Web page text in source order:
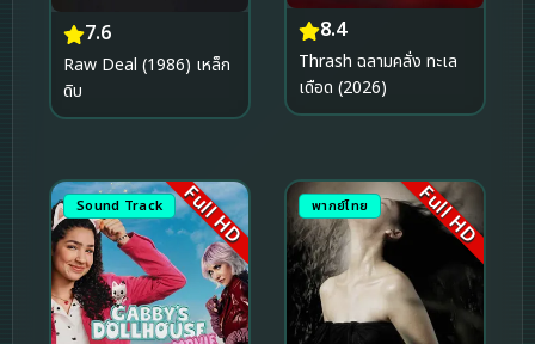
7.6
Raw Deal (1986) เหล็ก
ดิบ
8.4
Thrash ฉลามคลั่ง ทะเล
เดือด (2026)
Sound Track Full HD พากย์ไทย Full HD